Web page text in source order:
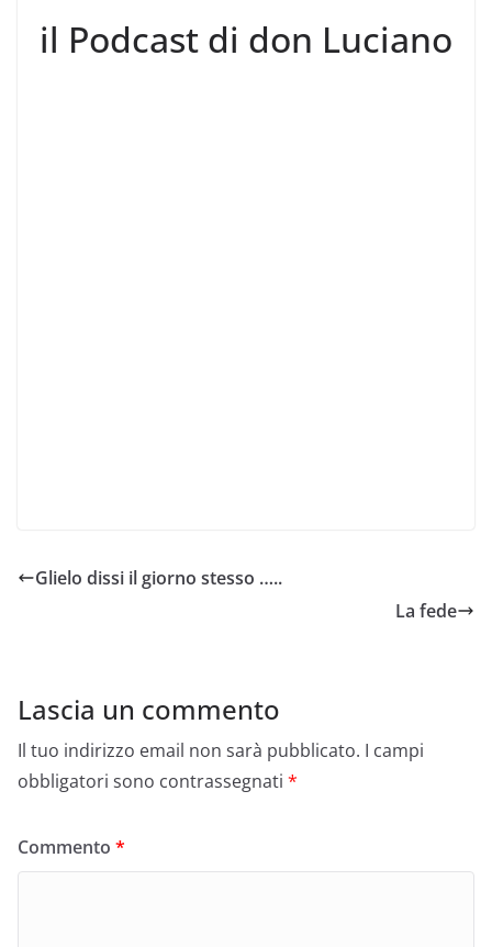
il Podcast di don Luciano
Glielo dissi il giorno stesso …..
La fede
Lascia un commento
Il tuo indirizzo email non sarà pubblicato. I campi
obbligatori sono contrassegnati *
Commento *